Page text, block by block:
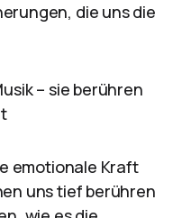
die uns die
– sie berühren
emotionale Kraft
uns tief berühren